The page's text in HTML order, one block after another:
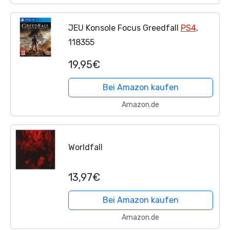
JEU Konsole Focus Greedfall PS4,
118355
19,95€
Bei Amazon kaufen
Amazon.de
Worldfall
13,97€
Bei Amazon kaufen
Amazon.de